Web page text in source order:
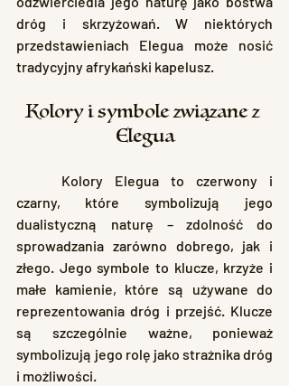
dróg i skrzyżowań. W niektórych
przedstawieniach Elegua może nosić
tradycyjny afrykański kapelusz.
Kolory i symbole związane z
Elegua
czarny, które symbolizują jego
dualistyczną naturę – zdolność do
sprowadzania zarówno dobrego, jak i
złego. Jego symbole to klucze, krzyże i
małe kamienie, które są używane do
reprezentowania dróg i przejść. Klucze
są szczególnie ważne, ponieważ
symbolizują jego rolę jako strażnika dróg
i możliwości.